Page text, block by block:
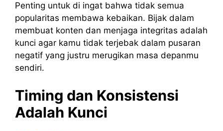
Penting untuk di ingat bahwa tidak semua
popularitas membawa kebaikan. Bijak dalam
membuat konten dan menjaga integritas adalah
kunci agar kamu tidak terjebak dalam pusaran
negatif yang justru merugikan masa depanmu
sendiri.
Timing dan Konsistensi
Adalah Kunci